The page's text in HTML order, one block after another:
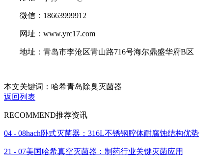
微信：18663999912
网址：www.yrc17.com
地址：青岛市李沧区青山路716号海尔鼎盛华府B区
本文关键词：哈希青岛除臭灭菌器
返回列表
RECOMMEND推荐资讯
04 - 08hach卧式灭菌器：316L不锈钢腔体耐腐蚀结构优势
21 - 07美国哈希真空灭菌器：制药行业关键灭菌应用